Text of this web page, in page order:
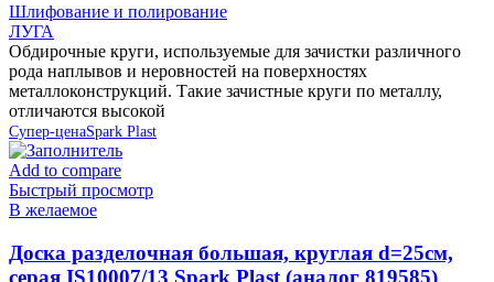
Шлифование и полирование
ЛУГА
Обдирочные круги, используемые для зачистки различного
рода наплывов и неровностей на поверхностях
металлоконструкций. Такие зачистные круги по металлу,
отличаются высокой
Супер-ценаSpark Plast
Add to compare
Быстрый просмотр
В желаемое
Доска разделочная большая, круглая d=25см,
серая IS10007/13 Spark Plast (аналог 819585)